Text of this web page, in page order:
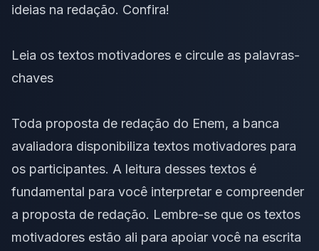
ideias na redação. Confira!
Leia os textos motivadores e circule as palavras-
chaves
Toda proposta de redação do Enem, a banca
avaliadora disponibiliza textos motivadores para
os participantes. A leitura desses textos é
fundamental para você interpretar e compreender
a proposta de redação. Lembre-se que os textos
motivadores estão ali para apoiar você na escrita